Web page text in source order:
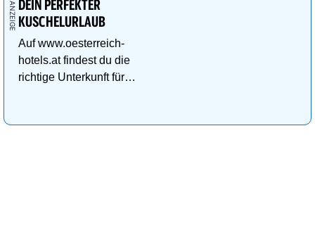
DEIN PERFEKTER
KUSCHELURLAUB
Auf www.oesterreich-
hotels.at findest du die
richtige Unterkunft für